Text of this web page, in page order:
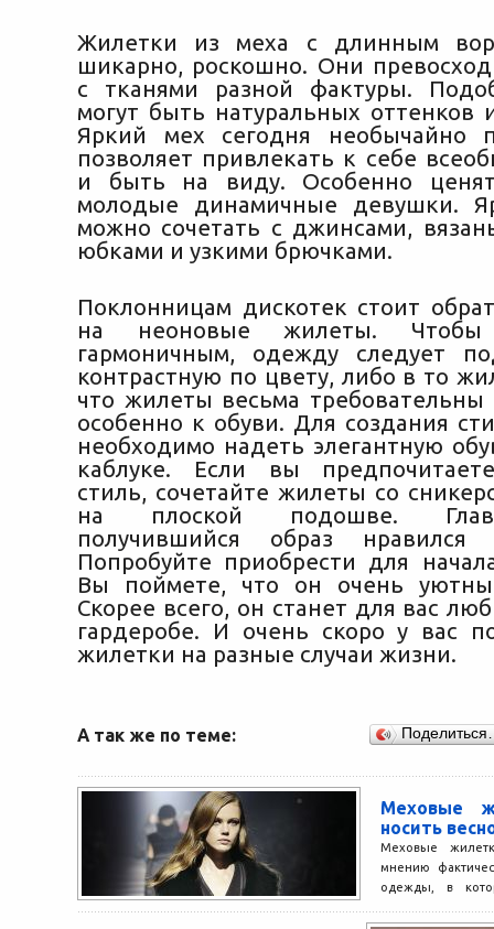
Жилетки из меха с длинным
шикарно, роскошно. Они
с тканями разной фактуры.
могут быть натуральных оттенков
Яркий мех сегодня необычайно
позволяет привлекать к себе
и быть на виду. Особенно
молодые динамичные девушки.
можно сочетать с джинсами,
юбками и узкими брючками.
Поклонницам дискотек стоит
на неоновые жилеты.
гармоничным, одежду следует
контрастную по цвету, либо в то
что жилеты весьма требовательны
особенно к обуви. Для создания
необходимо надеть элегантную
каблуке. Если вы
стиль, сочетайте жилеты со
на плоской подошве.
получившийся образ
Попробуйте приобрести для
Вы поймете, что он очень
Скорее всего, он станет для вас
гардеробе. И очень скоро у вас
жилетки на разные случаи жизни.
А так же по теме:
Меховые
носить
Меховые
мнению
одежды, в